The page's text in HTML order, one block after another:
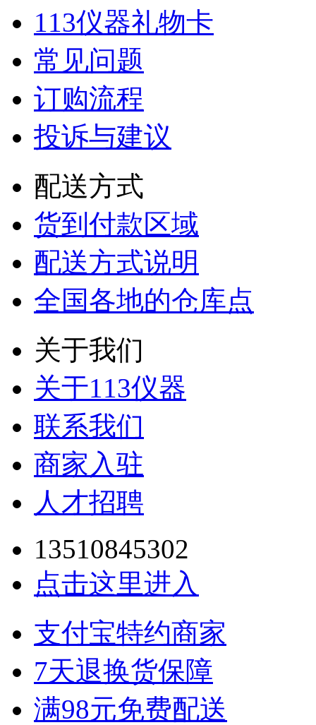
113仪器礼物卡
常见问题
订购流程
投诉与建议
配送方式
货到付款区域
配送方式说明
全国各地的仓库点
关于我们
关于113仪器
联系我们
商家入驻
人才招聘
13510845302
点击这里进入
支付宝特约商家
7天退换货保障
满98元免费配送